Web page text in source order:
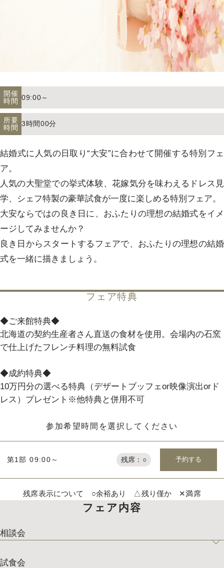
お電話でのご予約・お問い合わせ
011-633-1111
プロポーズご検討の方はこちら
パティスリーご利用の方はこちら
オンライン相談
資料請求
開催
時間
09:00～
所要
時間
3時間00分
結婚式に人気の日取り“大安”に合わせて開催する特別フェ
ア。
人気の大聖堂での挙式体験、花嫁気分を味わえるドレス見
学、シェフ特製の豪華試食が一度に楽しめる特別フェア。
大安ならではの良き日に、おふたりの理想の結婚式をイメ
ージしてみませんか？
良き日からスタートするフェアで、おふたりの理想の結婚
式を一緒に描きましょう。
フェア特典
◆ご来館特典◆
北海道の契約生産者さん直送の食材を使用。会場内の石窯
で仕上げたフレンチ料理の無料試食
◆成約特典◆
10万円分の選べる特典（デザートブッフェor映像演出orド
レス）プレゼント※他特典と併用不可
参加希望時間を選択してください
第1部 09:00～ 残席：○ 予約する
残席表示について ○余裕あり △残り僅か ✕満席
フェア内容
相談会
試食会